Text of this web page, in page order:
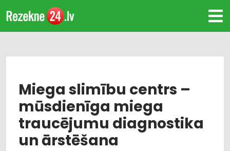
Miega slimību centrs –
mūsdienīga miega
traucējumu diagnostika
un ārstēšana